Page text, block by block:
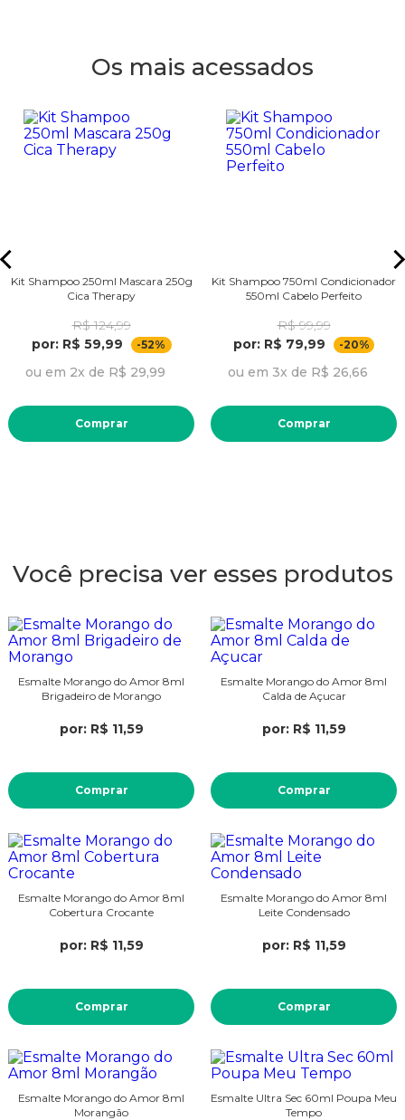
Os mais acessados
Kit Shampoo 250ml Mascara 250g
Cica Therapy
R$ 124,99
por: R$ 59,99
-52%
ou em 2x de R$ 29,99
Comprar
Kit Shampoo 750ml Condicionador
550ml Cabelo Perfeito
R$ 99,99
por: R$ 79,99
-20%
ou em 3x de R$ 26,66
Comprar
Você precisa ver esses produtos
Esmalte Morango do Amor 8ml
Brigadeiro de Morango
por: R$ 11,59
Comprar
Esmalte Morango do Amor 8ml
Calda de Açucar
por: R$ 11,59
Comprar
Esmalte Morango do Amor 8ml
Cobertura Crocante
por: R$ 11,59
Comprar
Esmalte Morango do Amor 8ml
Leite Condensado
por: R$ 11,59
Comprar
Esmalte Morango do Amor 8ml
Morangão
Esmalte Ultra Sec 60ml Poupa Meu
Tempo